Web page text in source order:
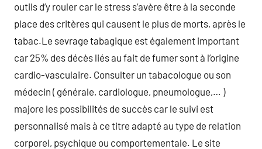
outils d’y rouler car le stress s’avère être à la seconde
place des critères qui causent le plus de morts, après le
tabac.Le sevrage tabagique est également important
car 25% des décès liés au fait de fumer sont à l’origine
cardio-vasculaire. Consulter un tabacologue ou son
médecin ( générale, cardiologue, pneumologue,… )
majore les possibilités de succès car le suivi est
personnalisé mais à ce titre adapté au type de relation
corporel, psychique ou comportementale. Le site